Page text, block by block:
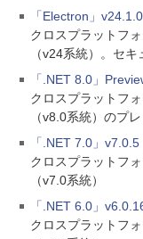
「Electron」
クロスプラットフ
（v24系統）。セ
「.NET 8.0」
クロスプラットフ
（v8.0系統）のプ
「.NET 7.0」v7.0.5
クロスプラットフ
（v7.0系統）
「.NET 6.0」
クロスプラットフ